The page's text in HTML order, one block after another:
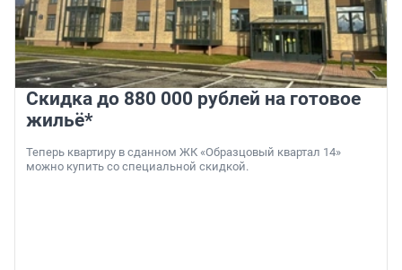
Скидка до 880 000 рублей на готовое
жильё*
Теперь квартиру в сданном ЖК «Образцовый квартал 14»
можно купить со специальной скидкой.